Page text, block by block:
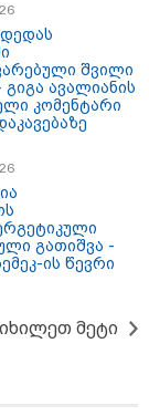
შეცვლილი
თავიდან
მადლობა
გარეშე ეს
დედას
შვილი
გიგა ავალიანის
კომენტარი
გათიშვა -
ის წევრი
იხილეთ მეტი